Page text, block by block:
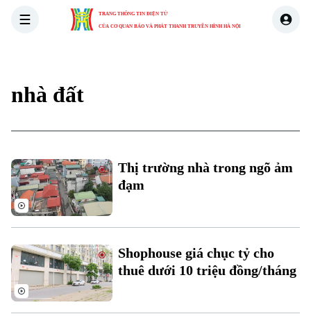
TRANG THÔNG TIN ĐIỆN TỬ
CỦA CƠ QUAN BÁO VÀ PHÁT THANH TRUYỀN HÌNH HÀ NỘI
nhà đất
Thị trường nhà trong ngõ ảm
đạm
Shophouse giá chục tỷ cho
thuê dưới 10 triệu đồng/tháng